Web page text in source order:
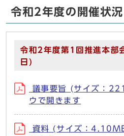
令和2年度の開催状況
令和2年度第1回推進本部
日)
議事要旨 (サイズ：
ウで開きます
資料 (サイズ：